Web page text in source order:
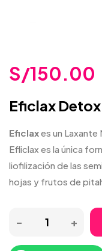
S/150.00
Eficlax
Eficlaxes un Laxante
Efliclax es la única
liofilización de las
hojas y frutos de